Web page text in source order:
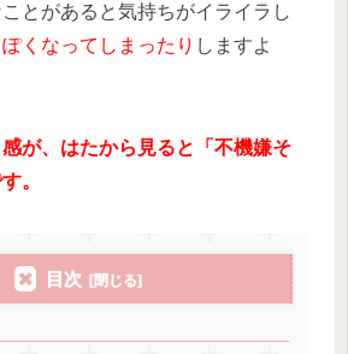
とがあると気持ちがイライラし
くなってしまったり しますよ
が、はたから見ると「不機嫌そ
。
目次